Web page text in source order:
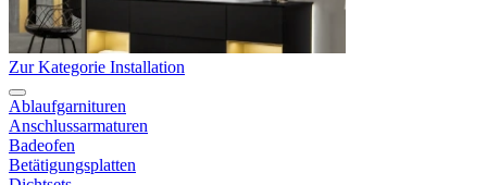
Zur Kategorie Installation
Ablaufgarnituren
Anschlussarmaturen
Badeofen
Betätigungsplatten